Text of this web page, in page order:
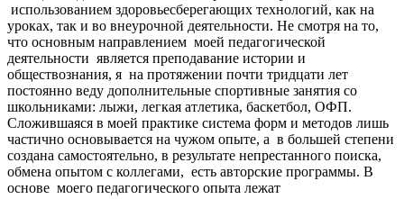
использованием здоровьесберегающих технологий, как на
уроках, так и во внеурочной деятельности. Не смотря на то,
что основным направлением моей педагогической
деятельности является преподавание истории и
обществознания, я на протяжении почти тридцати лет
постоянно веду дополнительные спортивные занятия со
школьниками: лыжи, легкая атлетика, баскетбол, ОФП.
Сложившаяся в моей практике система форм и методов лишь
частично основывается на чужом опыте, а в большей степени
создана самостоятельно, в результате непрестанного поиска,
обмена опытом с коллегами, есть авторские программы. В
основе моего педагогического опыта лежат